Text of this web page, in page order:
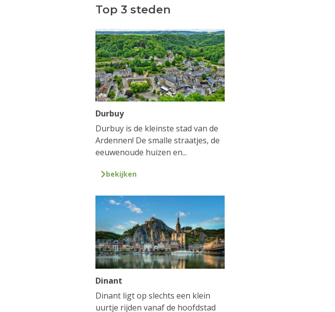
Top 3 steden
Durbuy
Durbuy is de kleinste stad van de
Ardennen! De smalle straatjes, de
eeuwenoude huizen en...
bekijken
Dinant
Dinant ligt op slechts een klein
uurtje rijden vanaf de hoofdstad